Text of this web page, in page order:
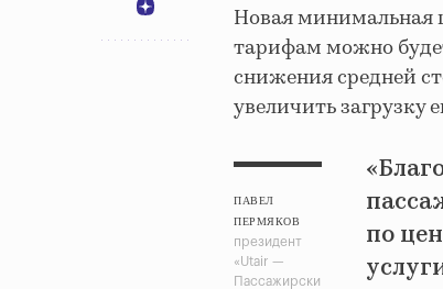
Новая минимальная
тарифам можно
снижения средней
увеличить загрузку
ПАВЕЛ
ПЕРМЯКОВ
президент
«Utair —
Пассажирски
по